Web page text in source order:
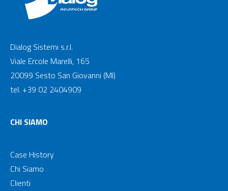
Dialog Sistemi s.r.l.
Viale Ercole Marelli, 165
20099 Sesto San Giovanni (MI)
tel. +39 02 2404909
CHI SIAMO
Case History
Chi Siamo
Clienti